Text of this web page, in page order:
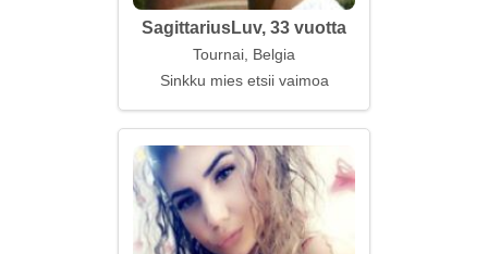
SagittariusLuv, 33 vuotta
Tournai, Belgia
Sinkku mies etsii vaimoa